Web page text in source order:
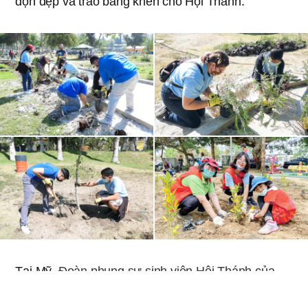
Tại Mỹ, Đoàn phụng sự sinh viên Hội Thánh của